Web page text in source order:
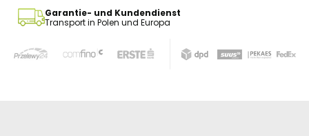
Garantie- und Kundendienst
Transport in Polen und Europa